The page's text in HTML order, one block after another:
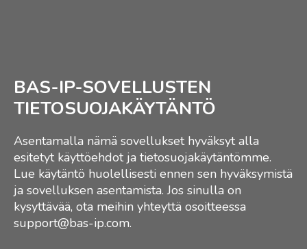
BAS-IP-SOVELLUSTEN
TIETOSUOJAKÄYTÄNTÖ
Asentamalla nämä sovellukset hyväksyt alla
esitetyt käyttöehdot ja tietosuojakäytäntömme.
Lue käytäntö huolellisesti ennen sen hyväksymistä
ja sovelluksen asentamista. Jos sinulla on
kysyttävää, ota meihin yhteyttä osoitteessa
support@bas-ip.com.